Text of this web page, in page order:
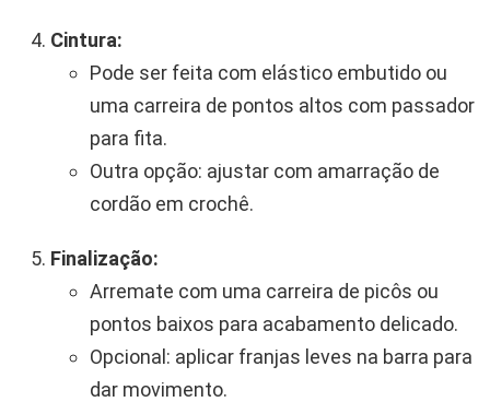
Cintura:
Pode ser feita com elástico embutido ou
uma carreira de pontos altos com passador
para fita.
Outra opção: ajustar com amarração de
cordão em crochê.
Finalização:
Arremate com uma carreira de picôs ou
pontos baixos para acabamento delicado.
Opcional: aplicar franjas leves na barra para
dar movimento.